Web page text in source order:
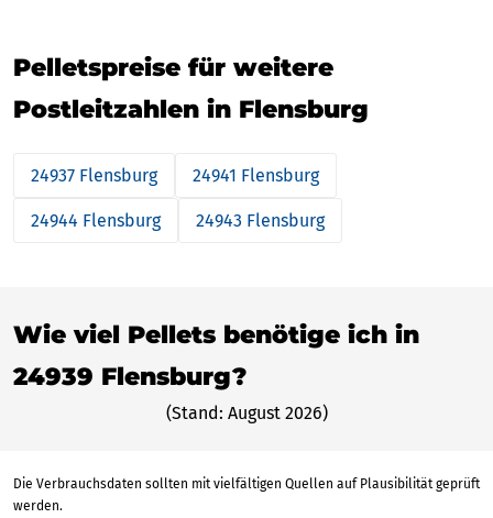
Pelletspreise für weitere
Postleitzahlen in Flensburg
24937 Flensburg 24941 Flensburg
24944 Flensburg 24943 Flensburg
Wie viel Pellets benötige ich in
24939 Flensburg?
(Stand: August 2026)
Die Verbrauchsdaten sollten mit vielfältigen Quellen auf Plausibilität geprüft
werden.